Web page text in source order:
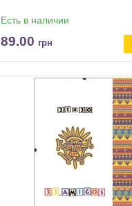
Есть в наличии
89.00 грн